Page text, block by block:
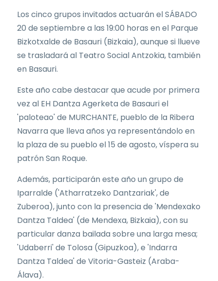
Los cinco grupos invitados actuarán el SÁBADO
20 de septiembre a las 19:00 horas en el Parque
Bizkotxalde de Basauri (Bizkaia), aunque si llueve
se trasladará al Teatro Social Antzokia, también
en Basauri.
Este año cabe destacar que acude por primera
vez al EH Dantza Agerketa de Basauri el
'paloteao' de MURCHANTE, pueblo de la Ribera
Navarra que lleva años ya representándolo en
la plaza de su pueblo el 15 de agosto, víspera su
patrón San Roque.
Además, participarán este año un grupo de
Iparralde ('Atharratzeko Dantzariak', de
Zuberoa), junto con la presencia de 'Mendexako
Dantza Taldea' (de Mendexa, Bizkaia), con su
particular danza bailada sobre una larga mesa;
'Udaberri' de Tolosa (Gipuzkoa), e 'Indarra
Dantza Taldea' de Vitoria-Gasteiz (Araba-
Álava).